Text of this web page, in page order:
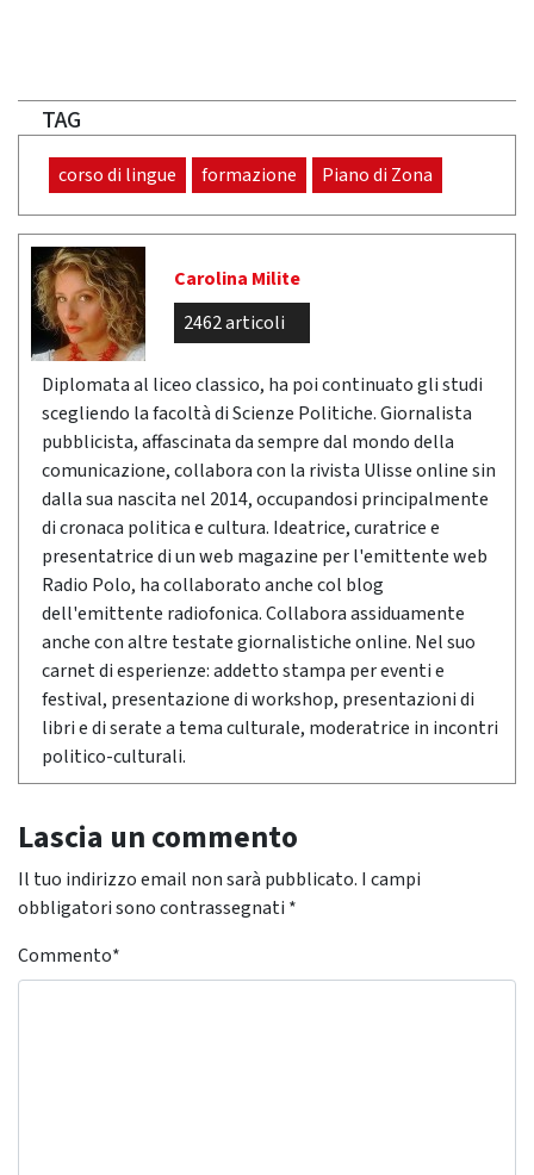
TAG
corso di lingue formazione Piano di Zona
Carolina Milite
2462 articoli
Diplomata al liceo classico, ha poi continuato gli studi
scegliendo la facoltà di Scienze Politiche. Giornalista
pubblicista, affascinata da sempre dal mondo della
comunicazione, collabora con la rivista Ulisse online sin
dalla sua nascita nel 2014, occupandosi principalmente
di cronaca politica e cultura. Ideatrice, curatrice e
presentatrice di un web magazine per l'emittente web
Radio Polo, ha collaborato anche col blog
dell'emittente radiofonica. Collabora assiduamente
anche con altre testate giornalistiche online. Nel suo
carnet di esperienze: addetto stampa per eventi e
festival, presentazione di workshop, presentazioni di
libri e di serate a tema culturale, moderatrice in incontri
politico-culturali.
Lascia un commento
Il tuo indirizzo email non sarà pubblicato. I campi
obbligatori sono contrassegnati *
Commento*